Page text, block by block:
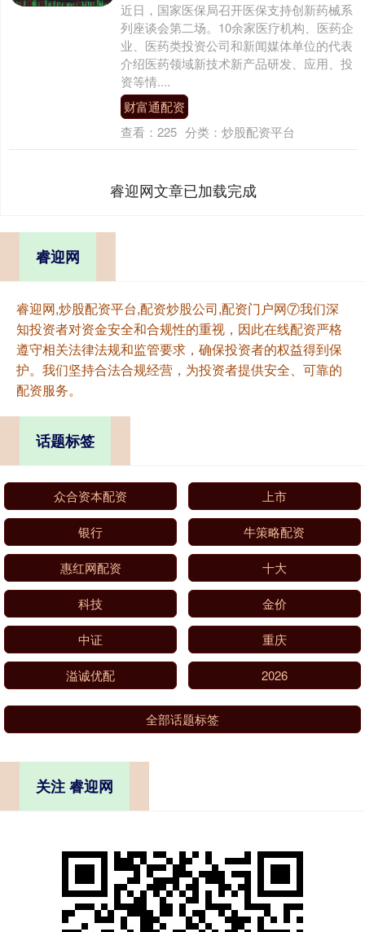
近日，国家医保局召开医保支持创新药械系
列座谈会第二场。10余家医疗机构、医药企
业、医药类投资公司和新闻媒体单位的代表
介绍医药领域新技术新产品研发、应用、投
资等情....
财富通配资
查看： 225 分类： 炒股配资平台
睿迎网文章已加载完成
睿迎网
睿迎网,炒股配资平台,配资炒股公司,配资门户网⑦我们深
知投资者对资金安全和合规性的重视，因此在线配资严格
遵守相关法律法规和监管要求，确保投资者的权益得到保
护。我们坚持合法合规经营，为投资者提供安全、可靠的
配资服务。
话题标签
众合资本配资 上市
银行 牛策略配资
惠红网配资 十大
科技 金价
中证 重庆
溢诚优配 2026
全部话题标签
关注 睿迎网